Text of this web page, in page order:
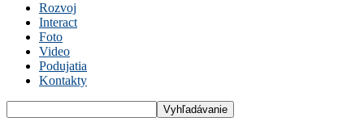
Rozvoj
Interact
Foto
Video
Podujatia
Kontakty